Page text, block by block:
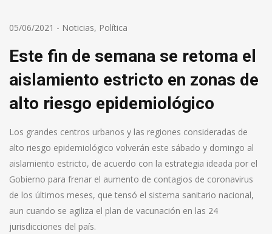
05/06/2021 - Noticias, Política
Este fin de semana se retoma el
aislamiento estricto en zonas de
alto riesgo epidemiológico
Los grandes centros urbanos y las regiones consideradas de
alto riesgo epidemiológico volverán este sábado y domingo al
aislamiento estricto, de acuerdo con la estrategia ideada por el
Gobierno para frenar el aumento de contagios de coronavirus
de los últimos meses, que tensó el sistema sanitario nacional,
aun cuando se agiliza el plan de vacunación en las 24
jurisdicciones del país.